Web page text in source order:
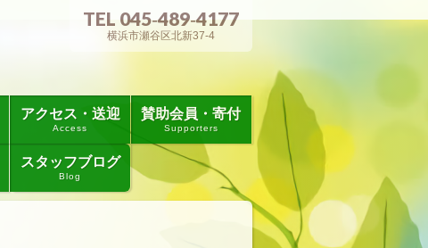
TEL 045‐489‐4177
横浜市瀬谷区北新37-4
アクセス・送迎
Access
賛助会員・寄付
Supporters
スタッフブログ
Blog